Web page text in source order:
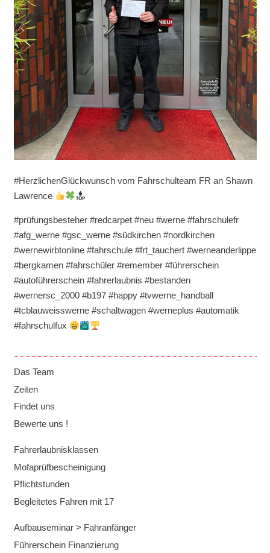
#HerzlichenGlückwunsch vom Fahrschulteam FR an Shawn
Lawrence
#prüfungsbesteher #redcarpet #neu #werne #fahrschulefr
#afg_werne #gsc_werne #südkirchen #nordkirchen
#wernewirbtonline #fahrschule #frt_tauchert #werneanderlippe
#bergkamen #fahrschüler #remember #führerschein
#autoführerschein #fahrerlaubnis #bestanden
#wernersc_2000 #b197 #happy #tvwerne_handball
#tcblauweisswerne #schaltwagen #werneplus #automatik
#fahrschulfux
Das Team
Zeiten
Findet uns
Bewerte uns !
Fahrerlaubnisklassen
Mofaprüfbescheinigung
Pflichtstunden
Begleitetes Fahren mit 17
Aufbauseminar > Fahranfänger
Führerschein Finanzierung